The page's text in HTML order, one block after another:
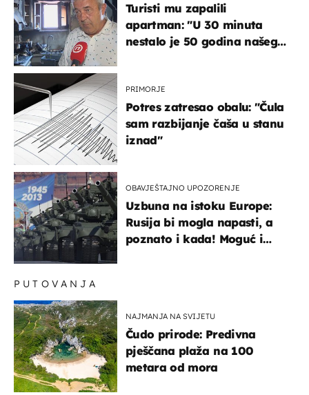
Turisti mu zapalili
apartman: "U 30 minuta
nestalo je 50 godina našeg
PRIMORJE
Potres zatresao obalu: "Čula
sam razbijanje čaša u stanu
iznad"
OBAVJEŠTAJNO UPOZORENJE
Uzbuna na istoku Europe:
Rusija bi mogla napasti, a
poznato i kada! Moguć i
PUTOVANJA
NAJMANJA NA SVIJETU
Čudo prirode: Predivna
pješčana plaža na 100
metara od mora